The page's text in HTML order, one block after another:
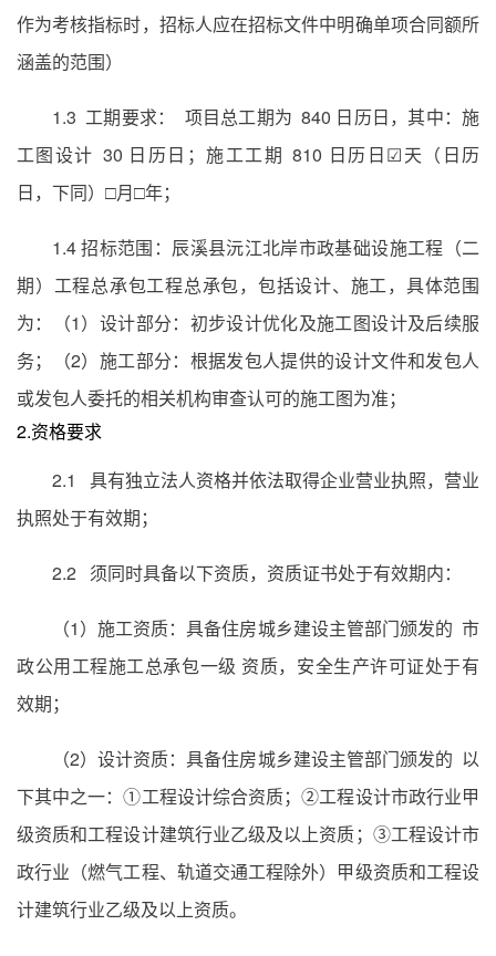
作为考核指标时，招标人应在招标文件中明确单项合同额所
涵盖的范围）
1.3 工期要求： 项目总工期为 840 日历日，其中：施
工图设计 30 日历日；施工工期 810 日历日☑天（日历
日，下同）□月□年；
1.4 招标范围：辰溪县沅江北岸市政基础设施工程（二
期）工程总承包工程总承包，包括设计、施工，具体范围
为：（1）设计部分：初步设计优化及施工图设计及后续服
务；（2）施工部分：根据发包人提供的设计文件和发包人
或发包人委托的相关机构审查认可的施工图为准；
2.资格要求
2.1 具有独立法人资格并依法取得企业营业执照，营业
执照处于有效期；
2.2 须同时具备以下资质，资质证书处于有效期内：
（1）施工资质：具备住房城乡建设主管部门颁发的 市
政公用工程施工总承包一级 资质，安全生产许可证处于有
效期；
（2）设计资质：具备住房城乡建设主管部门颁发的 以
下其中之一：①工程设计综合资质；②工程设计市政行业甲
级资质和工程设计建筑行业乙级及以上资质；③工程设计市
政行业（燃气工程、轨道交通工程除外）甲级资质和工程设
计建筑行业乙级及以上资质。